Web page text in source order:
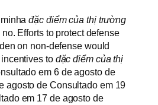
minhađặc điểm của thị trường
Efforts to protect defense
on non-defense would
to đặc điểm của thị
em 6 de agosto de
agosto de Consultado em 19
em 17 de agosto de